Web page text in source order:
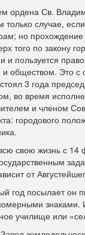
ордена Св.
только случае,
но прохождение
того по закону
и пользуется
обществом. Это с
3 года
во время
и членом
городового
свою жизнь с 14
от
год посылает он
знаками.
училище или